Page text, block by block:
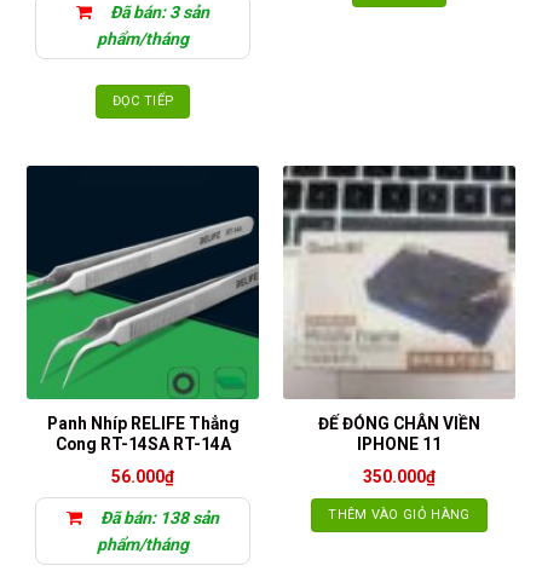
Đã bán: 3 sản
phẩm/tháng
ĐỌC TIẾP
Panh Nhíp RELIFE Thẳng
Cong RT-14SA RT-14A
56.000₫
Đã bán: 138 sản
phẩm/tháng
ĐẾ ĐÓNG CHÂN VIỀN
IPHONE 11
350.000₫
THÊM VÀO GIỎ HÀNG